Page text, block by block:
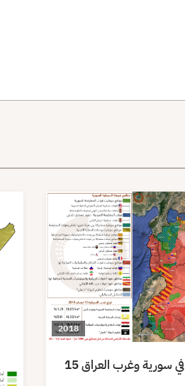
2018
خريطة النفوذ والسيطرة في سورية وغرب العراق 15